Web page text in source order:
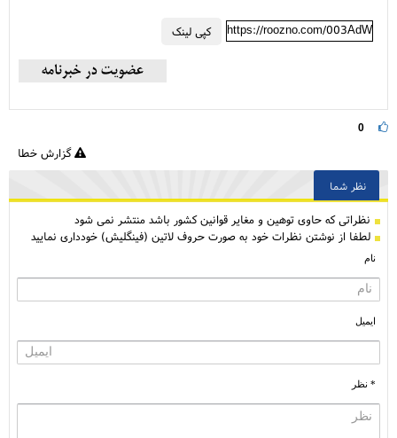
کپی لینک https://roozno.com/003AdW
0
گزارش خطا
نظر شما
نظراتی كه حاوی توهین و مغایر قوانین کشور باشد منتشر نمی شود
لطفا از نوشتن نظرات خود به صورت حروف لاتین (فینگلیش) خودداری نمایید
نام
ایمیل
* نظر